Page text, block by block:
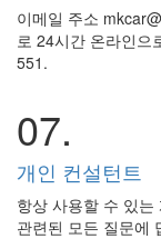
이메일 주소
로 24시간 온라인으
551.
07.
개인 컨설턴트
항상 사용할 수 있
관련된 모든 질문에